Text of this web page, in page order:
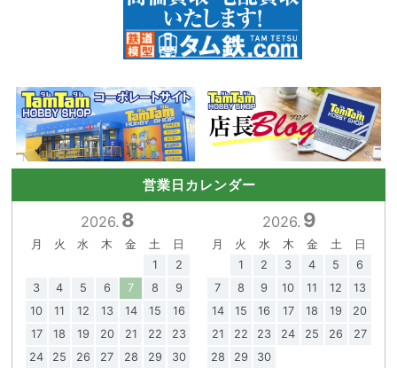
営業日カレンダー
2026. 8
月 火 水 木 金 土
日
1
2
3
4 5 6 7 8
9
10
11 12 13 14 15
16
17
18 19 20 21 22
23
24
25 26 27 28 29
30
2026. 9
月 火 水 木 金 土
日
1
2 3 4 5
6
7
8 9 10 11 12
13
14
15 16 17 18 19
20
21
22 23 24 25 26
27
28
29 30